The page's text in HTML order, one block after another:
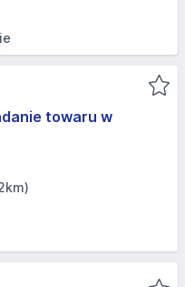
towaru w